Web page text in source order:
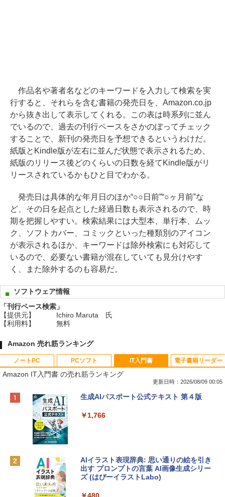
作品名や著者名などのキーワードを入力して検索を実
行すると、それらを含む書籍の発売日を、Amazon.co.jp
から抜き出して表示してくれる。この表は時系列に並ん
でいるので、過去の刊行ペースをさかのぼってチェック
することで、新刊の発売日を予想できるというわけだ。
紙版とKindle版が左右に並んだ状態で表示されるため、
紙版のリリース後どのくらいの日数を経てKindle版がリ
リースされているかもひと目でわかる。
発売日は具体的な年月日のほか“○○日前”“○ヶ月前”な
ど、その日を起点とした経過日数も表示されるので、時
期を把握しやすい。検索結果には大型本、単行本、ムッ
ク、ソフトカバー、コミックといった種類別のアイコン
が表示されるほか、キーワードは除外検索にも対応して
いるので、必要ない書籍が混在していても見分けやす
く、また除外するのも容易だ。
ソフトウェア情報
「刊行ペース検索」
【提供元】
Ichiro Maruta 氏
【利用料】
無料
Amazon 売れ筋ランキング
ノートPC
Apple 2026 MacBook Neo A18 Proチッ
e Intelligenceのために設計、Liquid Ret
￥137,800
tomtoc 360°保護 15.6 16インチ パソコ
PCソフト
Robloxギフトカード - 800 Robux 【限
インゲームコード】 ロブロックス | オン
Robloxギフトカード - 1000 Robux 【限
定バーチャルアイテムを含む】 【オンラ
ラインコード版
IT入門書
Amazon IT入門書 の売れ筋ランキング
更新日時：2026/08/09 00:05
生成AIパスポート公式テキスト 第４版
￥1,766
AIイラスト表現辞典: 思い通りの絵を引き
出す プロンプトの言葉 AI画像生成シリー
ズ (はぴーイラストLabo)
電子書籍リーダー